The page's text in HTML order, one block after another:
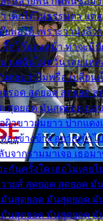
เด็กใต้ไม่ธรรมดา แต่
ยพอได้ เพราะว่านุ่งลีว
จิ๊กโก๊มองหน้า ท่าจะมี
แต่ฉันไม่หวั่น เลยแห
ตอบว่าไม่พรื่อ เปลี่ยนเ
ยรอด สุดยอด สุดยอด
สุดยอด มันสุดยอด แอ
ผิวขาวผมยาว ปากแด
องข้างข้าง อยากเข้าไ
บจากรามมาเจอ เธอ
ะกันครั้งใด เธอไม่เคย
ายส์ สุดยอด สุดยอด
นสุดยอด มันสุดยอด มั
นสุดยอด มันสุดยอด มั